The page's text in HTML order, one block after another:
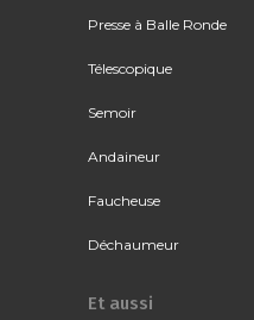
Presse à Balle Ronde
Télescopique
Semoir
Andaineur
Faucheuse
Déchaumeur
Et aussi